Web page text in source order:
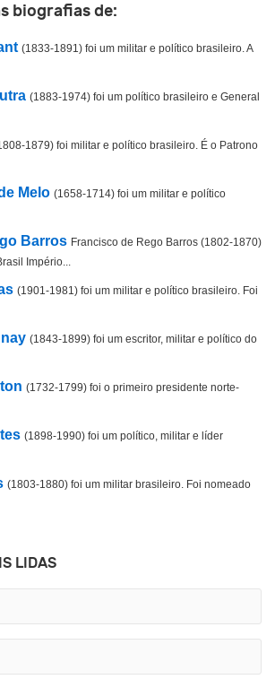
biografias de:
(1833-1891) foi um militar e político brasileiro. A
(1883-1974) foi um político brasileiro e General
1879) foi militar e político brasileiro. É o Patrono
Melo (1658-1714) foi um militar e político
Barros Francisco de Rego Barros (1802-1870)
Império...
(1901-1981) foi um militar e político brasileiro. Foi
(1843-1899) foi um escritor, militar e político do
(1732-1799) foi o primeiro presidente norte-
(1898-1990) foi um político, militar e líder
(1803-1880) foi um militar brasileiro. Foi nomeado
LIDAS